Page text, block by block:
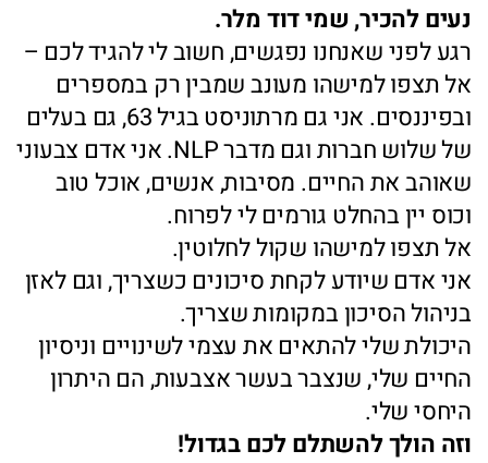
נעים להכיר, שמי דוד מלר.
רגע לפני שאנחנו נפגשים, חשוב לי להגיד לכם –
אל תצפו למישהו מעונב שמבין רק במספרים
ובפיננסים. אני גם מרתוניסט בגיל 63, גם בעלים
של שלוש חברות וגם מדבר NLP. אני אדם צבעוני
שאוהב את החיים. מסיבות, אנשים, אוכל טוב
וכוס יין בהחלט גורמים לי לפרוח.
אל תצפו למישהו שקול לחלוטין.
אני אדם שיודע לקחת סיכונים כשצריך, וגם לאזן
בניהול הסיכון במקומות שצריך.
היכולת שלי להתאים את עצמי לשינויים וניסיון
החיים שלי, שנצבר בעשר אצבעות, הם היתרון
היחסי שלי.
וזה הולך להשתלם לכם בגדול!